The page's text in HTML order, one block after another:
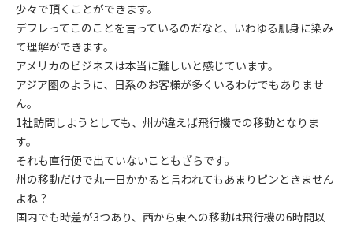
少々で頂くことができます。
デフレってこのことを言っているのだなと、いわゆる肌身に染み
て理解ができます。
アメリカのビジネスは本当に難しいと感じています。
アジア圏のように、日系のお客様が多くいるわけでもありませ
ん。
1社訪問しようとしても、州が違えば飛行機での移動となりま
す。
それも直行便で出ていないこともざらです。
州の移動だけで丸一日かかると言われてもあまりピンときません
よね？
国内でも時差が3つあり、西から東への移動は飛行機の6時間以